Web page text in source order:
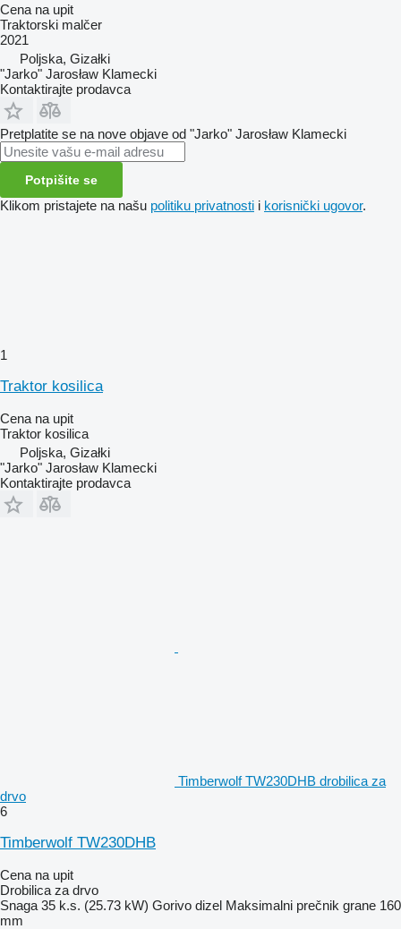
Cena na upit
Traktorski malčer
2021
Poljska, Gizałki
"Jarko" Jarosław Klamecki
Kontaktirajte prodavca
Pretplatite se na nove objave od "Jarko" Jarosław Klamecki
Potpišite se
Klikom pristajete na našu politiku privatnosti i korisnički ugovor.
1
Traktor kosilica
Cena na upit
Traktor kosilica
Poljska, Gizałki
"Jarko" Jarosław Klamecki
Kontaktirajte prodavca
Timberwolf TW230DHB drobilica za
drvo
6
Timberwolf TW230DHB
Cena na upit
Drobilica za drvo
Snaga 35 k.s. (25.73 kW) Gorivo dizel Maksimalni prečnik grane 160
mm